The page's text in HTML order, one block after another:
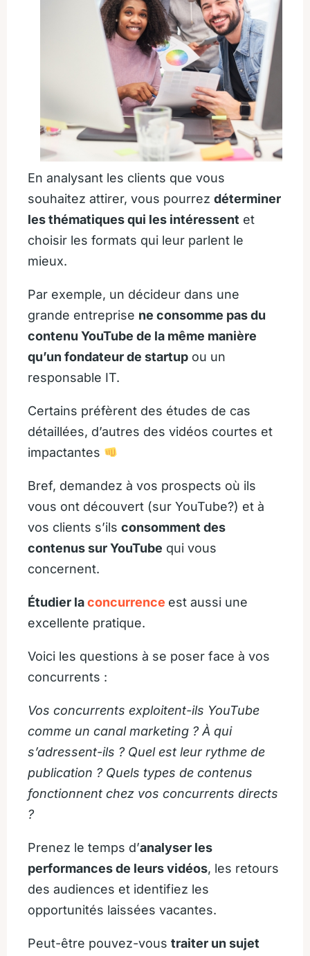
En analysant les clients que vous
souhaitez attirer, vous pourrez déterminer
les thématiques qui les intéressent et
choisir les formats qui leur parlent le
mieux.
Par exemple, un décideur dans une
grande entreprise ne consomme pas du
contenu YouTube de la même manière
qu’un fondateur de startup ou un
responsable IT.
Certains préfèrent des études de cas
détaillées, d’autres des vidéos courtes et
impactantes
Bref, demandez à vos prospects où ils
vous ont découvert (sur YouTube?) et à
vos clients s’ils consomment des
contenus sur YouTube qui vous
concernent.
Étudier laconcurrence est aussi une
excellente pratique.
Voici les questions à se poser face à vos
concurrents :
Vos concurrents exploitent-ils YouTube
comme un canal marketing ? À qui
s’adressent-ils ? Quel est leur rythme de
publication ? Quels types de contenus
fonctionnent chez vos concurrents directs
?
Prenez le temps d’analyser les
performances de leurs vidéos, les retours
des audiences et identifiez les
opportunités laissées vacantes.
Peut-être pouvez-vous traiter un sujet